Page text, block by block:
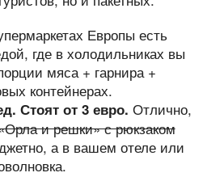
Европы есть
где в холодильниках вы
мяса + гарнира +
контейнерах.
Стоят от 3 евро. Отлично,
и решки» с рюкзаком
а в вашем отеле или